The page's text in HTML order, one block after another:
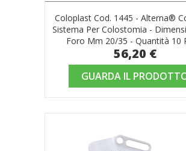
Coloplast Cod. 1445 - Alterna®
Sistema Per Colostomia -
Foro Mm 20/35 - Quantità 10
56,20 €
GUARDA IL